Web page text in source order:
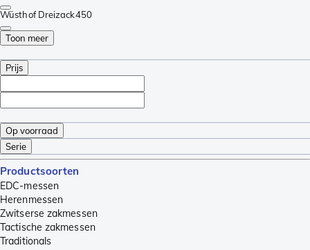
Wüsthof Dreizack450
Toon meer
Prijs
Op voorraad
Serie
Productsoorten
EDC-messen
Herenmessen
Zwitserse zakmessen
Tactische zakmessen
Traditionals